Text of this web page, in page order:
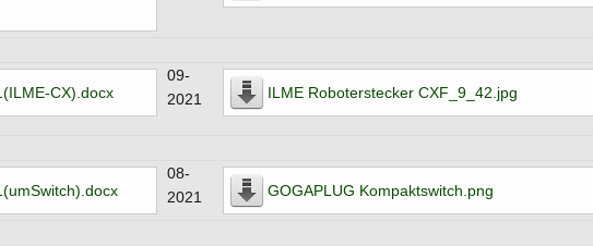
CX).docx
09-
2021
ILME Roboterstecker CXF_9_42.jpg
08-
2021
GOGAPLUG Kompaktswitch.png